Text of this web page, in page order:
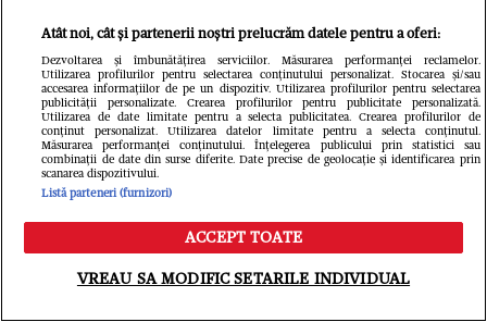
Oana Lis spune că soțul ei o roagă să
slăbească și să iasă la evenimente.
Mesaj pentru cei care o critică: „Dacă
mă vede nearanjată, îl afectează și pe
el!”Meniu Caută
Atât noi, cât și partenerii noștri prelucrăm datele pentru a oferi:
Dezvoltarea și îmbunătățirea serviciilor. Măsurarea performanței reclamelor.
Utilizarea profilurilor pentru selectarea conținutului personalizat. Stocarea și/sau
accesarea informațiilor de pe un dispozitiv. Utilizarea profilurilor pentru selectarea
publicității personalizate. Crearea profilurilor pentru publicitate personalizată.
Utilizarea de date limitate pentru a selecta publicitatea. Crearea profilurilor de
conținut personalizat. Utilizarea datelor limitate pentru a selecta conținutul.
Măsurarea performanței conținutului. Înțelegerea publicului prin statistici sau
combinații de date din surse diferite. Date precise de geolocație și identificarea prin
scanarea dispozitivului.
Listă parteneri (furnizori)
ACCEPT TOATE
VREAU SA MODIFIC SETARILE INDIVIDUAL